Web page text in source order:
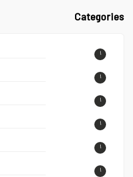
Categories
۱
۱
۱
۱
۱
۱